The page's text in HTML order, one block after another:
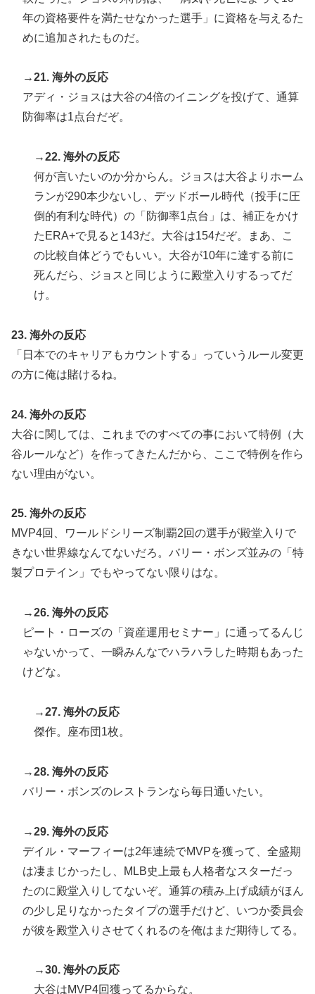
年の資格要件を満たせなかった選手」に資格を与えるた
めに追加されたものだ。
→21. 海外の反応
アディ・ジョスは大谷の4倍のイニングを投げて、通算
防御率は1点台だぞ。
→22. 海外の反応
何が言いたいのか分からん。ジョスは大谷よりホーム
ランが290本少ないし、デッドボール時代（投手に圧
倒的有利な時代）の「防御率1点台」は、補正をかけ
たERA+で見ると143だ。大谷は154だぞ。まあ、こ
の比較自体どうでもいい。大谷が10年に達する前に
死んだら、ジョスと同じように殿堂入りするってだ
け。
23. 海外の反応
「日本でのキャリアもカウントする」っていうルール変更
の方に俺は賭けるね。
24. 海外の反応
大谷に関しては、これまでのすべての事において特例（大
谷ルールなど）を作ってきたんだから、ここで特例を作ら
ない理由がない。
25. 海外の反応
MVP4回、ワールドシリーズ制覇2回の選手が殿堂入りで
きない世界線なんてないだろ。バリー・ボンズ並みの「特
製プロテイン」でもやってない限りはな。
→26. 海外の反応
ピート・ローズの「資産運用セミナー」に通ってるんじ
ゃないかって、一瞬みんなでハラハラした時期もあった
けどな。
→27. 海外の反応
傑作。座布団1枚。
→28. 海外の反応
バリー・ボンズのレストランなら毎日通いたい。
→29. 海外の反応
デイル・マーフィーは2年連続でMVPを獲って、全盛期
は凄まじかったし、MLB史上最も人格者なスターだっ
たのに殿堂入りしてないぞ。通算の積み上げ成績がほん
の少し足りなかったタイプの選手だけど、いつか委員会
が彼を殿堂入りさせてくれるのを俺はまだ期待してる。
→30. 海外の反応
大谷はMVP4回獲ってるからな。